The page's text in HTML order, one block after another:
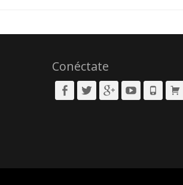
Conéctate
FacebookTwitterGoogleplusYouTubePhone